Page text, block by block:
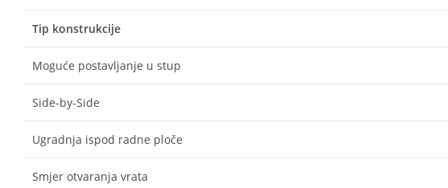
Tip konstrukcije
Moguće postavljanje u stup
Side-by-Side
Ugradnja ispod radne ploče
Smjer otvaranja vrata